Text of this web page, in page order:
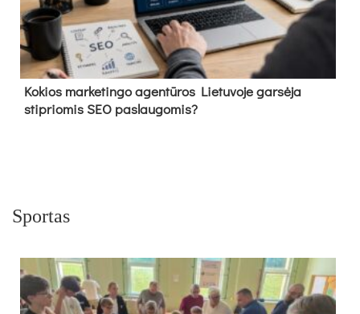
Kokios marketingo agentūros Lietuvoje garsėja
stipriomis SEO paslaugomis?
Sportas